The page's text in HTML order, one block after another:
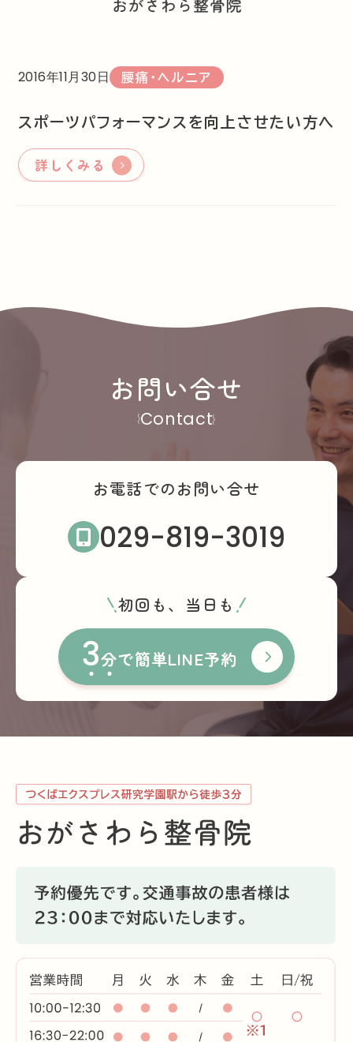
2016年11月30日 腰痛・ヘルニア
スポーツパフォーマンスを向上させたい方へ
詳しくみる
お問い合せ
Contact
お電話でのお問い合せ
029-819-3019
初回も、当日も
3分で簡単LINE予約